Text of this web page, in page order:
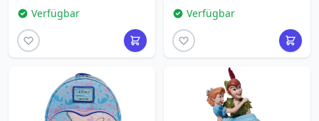
Verfügbar
Verfügbar